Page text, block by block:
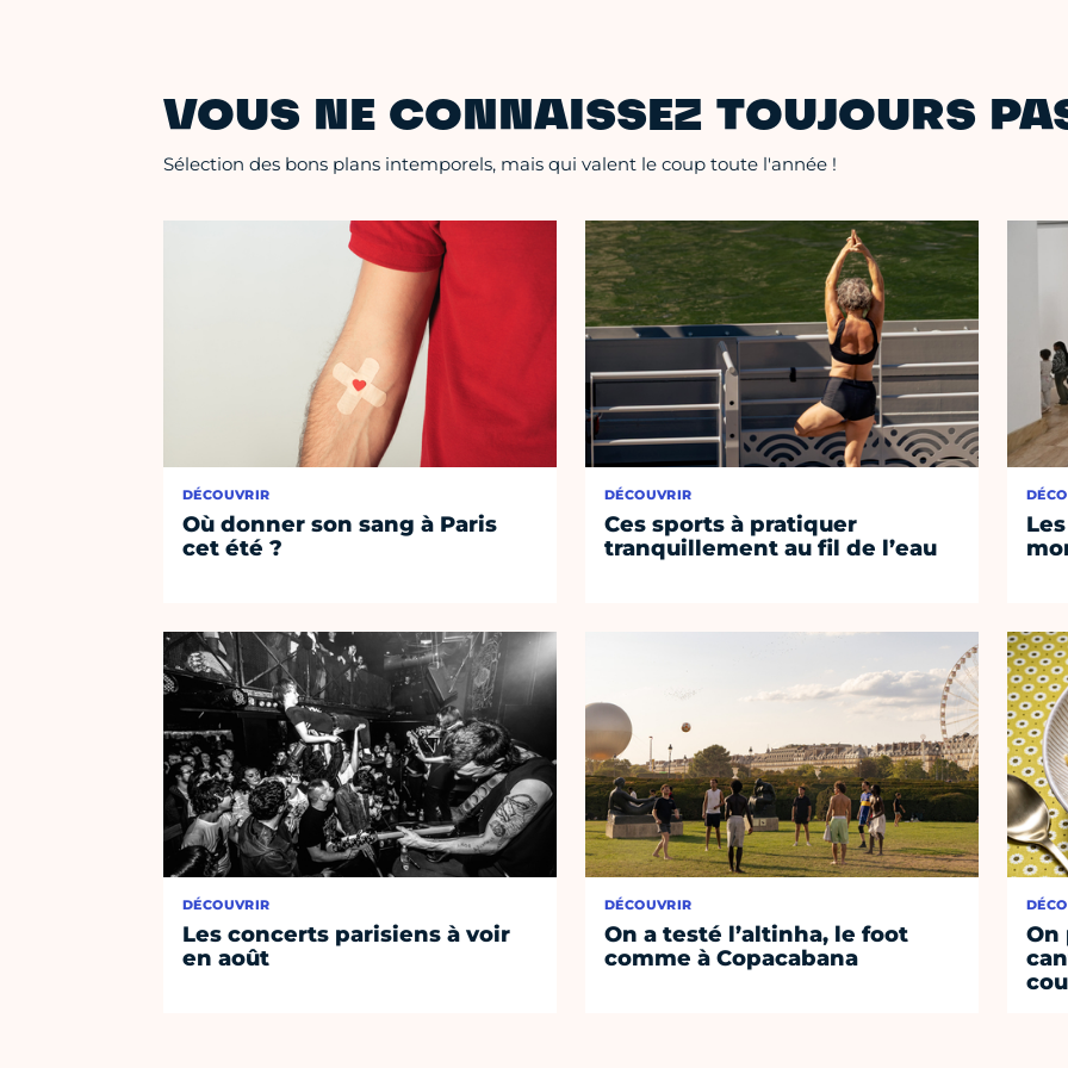
VOUS NE CONNAISSEZ TOUJOURS
Sélection des bons plans intemporels, mais qui valent le coup toute l'année !
DÉCOUVRIR
Où donner son sang à Paris
cet été ?
DÉCOUVRIR
Les concerts parisiens à voir
en août
DÉCOUVRIR
Ces sports à pratiquer
tranquillement au fil de l’eau
DÉCOUVRIR
On a testé l’altinha, le foot
comme à Copacabana
On